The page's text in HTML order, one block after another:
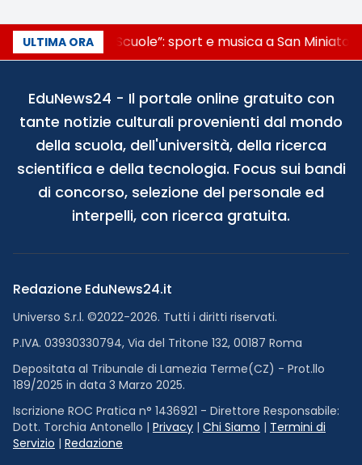
ULTIMA ORA
“Noi siamo le Scuole”: sport e musica a San
EduNews24 - Il portale online gratuito con
tante notizie culturali provenienti dal mondo
della scuola, dell'università, della ricerca
scientifica e della tecnologia. Focus sui bandi
di concorso, selezione del personale ed
interpelli, con ricerca gratuita.
Redazione EduNews24.it
Universo S.r.l. ©2022-2026. Tutti i diritti riservati.
P.IVA. 03930330794, Via del Tritone 132, 00187 Roma
Depositata al Tribunale di Lamezia Terme(CZ) - Prot.llo
189/2025 in data 3 Marzo 2025.
Iscrizione ROC Pratica n° 1436921 - Direttore Responsabile:
Dott. Torchia Antonello | Privacy | Chi Siamo | Termini di
Servizio | Redazione